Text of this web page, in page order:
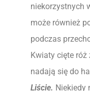
niekorzystnych
może również
podczas
Kwiaty cięte
nadają się do
Liście.